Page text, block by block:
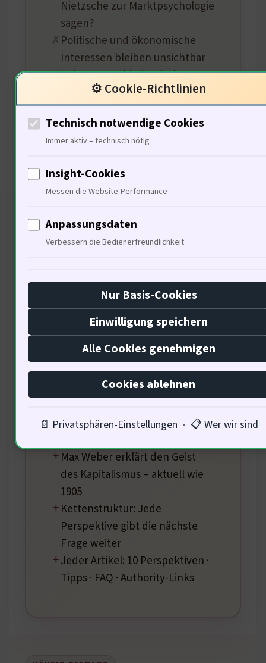
Nietzsche zur Marktpsychologie
sagen?
Politische und ökonomische
Interessen bleiben unsichtbar
Kein Unterschied zwischen
Markt-Korrelation und
Kausalität
FINANZANLAGENTIPPS.DE
10 Perspektiven. Adam
Smith trifft
Jede Meldung mit historisch-
ökonomischem Kontext nach
Adam Smith
Nietzsche macht
Machtstrukturen im
Kapitalmarkt sichtbar
Anlegerpsychologie und
Max Weber erklärt den Geist
des Kapitalismus – aktuell wie
1905
Kettenstruktur: Jede
Perspektive gibt die nächste
Frage weiter
Jeder Artikel: 10 Perspektiven ·
Tipps · FAQ · Authority-Links
⚙️ Cookie-Richtlinien
Technisch notwendige Cookies
Immer aktiv – technisch nötig
Insight-Cookies
Messen die Website-Performance
Anpassungsdaten
Verbessern die Bedienerfreundlichkeit
Nur Basis-Cookies
Einwilligung speichern
Alle Cookies genehmigen
Cookies ablehnen
📄 Privatsphären-Einstellungen • 📋 Wer wir sind